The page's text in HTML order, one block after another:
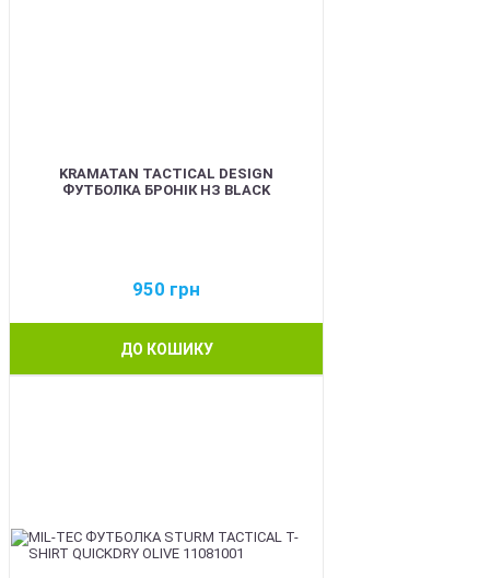
KRAMATAN TACTICAL DESIGN
ФУТБОЛКА БРОНІК НЗ BLACK
950 грн
ДО КОШИКУ